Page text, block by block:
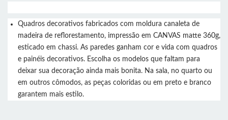
Quadros decorativos fabricados com moldura canaleta de
madeira de reflorestamento, impressão em CANVAS matte 360g,
esticado em chassi. As paredes ganham cor e vida com quadros
e painéis decorativos. Escolha os modelos que faltam para
deixar sua decoração ainda mais bonita. Na sala, no quarto ou
em outros cômodos, as peças coloridas ou em preto e branco
garantem mais estilo.